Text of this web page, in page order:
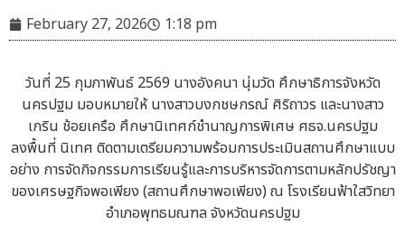
February 27, 2026 1:18 pm
วันที่ 25 กุมภาพันธ์ 2569 นางอังคนา นุ่มวัด ศึกษาธิการจังหวัด
นครปฐม มอบหมายให้ นางสาวบงกชษกรณ์ ศิริถาวร และนางสาว
เกริน ช้อยเครือ ศึกษานิเทศก์ชำนาญการพิเศษ ศธจ.นครปฐม
ลงพื้นที่ นิเทศ ติดตามเตรียมความพร้อมการประเมินสถานศึกษาแบบ
อย่าง การจัดกิจกรรมการเรียนรู้และการบริหารจัดการตามหลักปรัชญา
ของเศรษฐกิจพอเพียง (สถานศึกษาพอเพียง) ณ โรงเรียนฟ้าใสวิทยา
อำเภอพุทธมณฑล จังหวัดนครปฐม